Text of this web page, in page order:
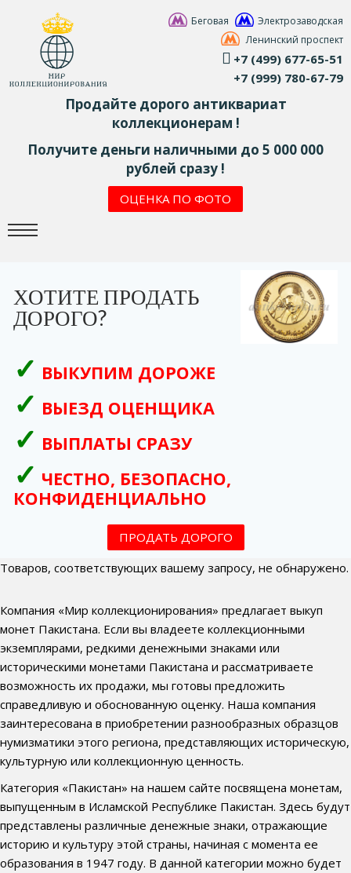
Беговая
Электрозаводская
Ленинский проспект
+7 (499) 677-65-51
+7 (999) 780-67-79
Продайте дорого антиквариат
коллекционерам !
Получите деньги наличными до 5 000 000
рублей сразу !
ОЦЕНКА ПО ФОТО
ХОТИТЕ ПРОДАТЬ
ДОРОГО?
ВЫКУПИМ ДОРОЖЕ
ВЫЕЗД ОЦЕНЩИКА
ВЫПЛАТЫ СРАЗУ
ЧЕСТНО, БЕЗОПАСНО,
КОНФИДЕНЦИАЛЬНО
ПРОДАТЬ ДОРОГО
Товаров, соответствующих вашему запросу, не обнаружено.
Компания «Мир коллекционирования» предлагает выкуп
монет Пакистана. Если вы владеете коллекционными
экземплярами, редкими денежными знаками или
историческими монетами Пакистана и рассматриваете
возможность их продажи, мы готовы предложить
справедливую и обоснованную оценку. Наша компания
заинтересована в приобретении разнообразных образцов
нумизматики этого региона, представляющих историческую,
культурную или коллекционную ценность.
Категория «Пакистан» на нашем сайте посвящена монетам,
выпущенным в Исламской Республике Пакистан. Здесь будут
представлены различные денежные знаки, отражающие
историю и культуру этой страны, начиная с момента ее
образования в 1947 году. В данной категории можно будет